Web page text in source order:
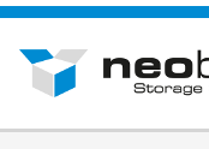
Skip
main
content
EN